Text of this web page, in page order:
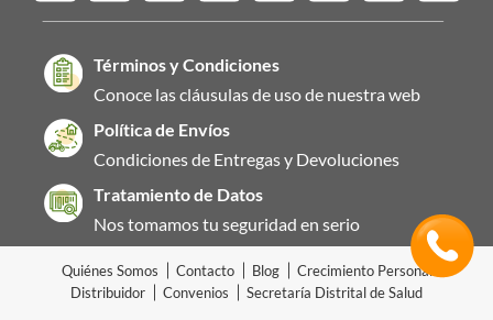
Términos y Condiciones
Conoce las cláusulas de uso de nuestra web
Política de Envíos
Condiciones de Entregas y Devoluciones
Tratamiento de Datos
Nos tomamos tu seguridad en serio
Quiénes Somos Contacto Blog
Crecimiento Personal
Distribuidor
Convenios Secretaría Distrital de Salud